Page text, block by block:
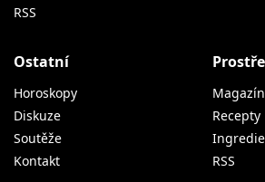
RSS
Ostatní
Horoskopy
Diskuze
Soutěže
Kontakt
Magazín
Recepty
RSS